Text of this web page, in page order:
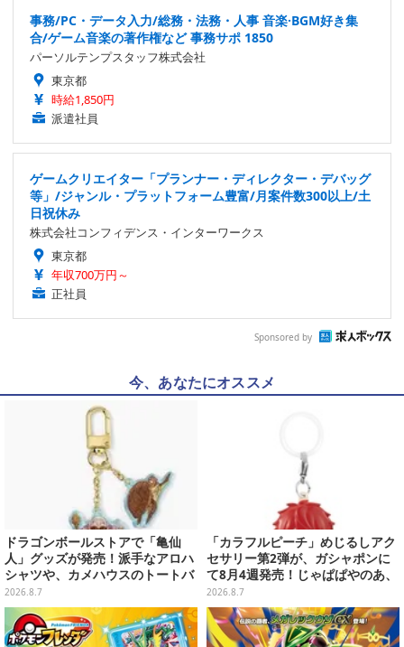
事務/PC・データ入力/総務・法務・人事 音楽·BGM好き集
合/ゲーム音楽の著作権など 事務サポ 1850
パーソルテンプスタッフ株式会社
東京都
時給1,850円
派遣社員
ゲームクリエイター「プランナー・ディレクター・デバッグ
等」/ジャンル・プラットフォーム豊富/月案件数300以上/土
日祝休み
株式会社コンフィデンス・インターワークス
東京都
年収700万円～
正社員
Sponsored by
今、あなたにオススメ
ドラゴンボールストアで「亀仙
人」グッズが発売！派手なアロハ
シャツや、カメハウスのトートバ
ッグなど夏らしいアイテムがズラ
リ
2026.8.7
「カラフルピーチ」めじるしアク
セサリー第2弾が、ガシャポンに
て8月4週発売！じゃぱぱやのあ、
シヴァたちメンバー11名分ライン
ナップ
2026.8.7